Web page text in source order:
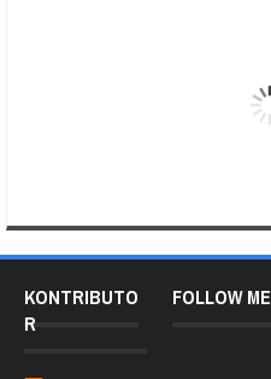
KONTRIBUTO
R
FOLLOW ME